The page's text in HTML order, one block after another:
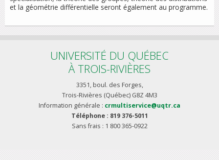
et la géométrie différentielle seront également au programme.
UNIVERSITÉ DU QUÉBEC
À TROIS-RIVIÈRES
3351, boul. des Forges,
Trois-Rivières (Québec) G8Z 4M3
Information générale : crmultiservice@uqtr.ca
Téléphone : 819 376-5011
Sans frais : 1 800 365-0922